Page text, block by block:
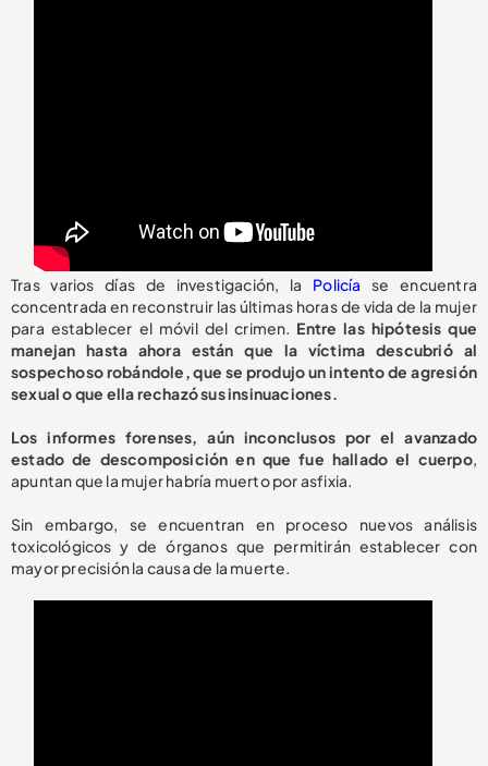
Tras varios días de investigación, la Policía se encuentra
concentrada en reconstruir las últimas horas de vida de la mujer
para establecer el móvil del crimen. Entre las hipótesis que
manejan hasta ahora están que la víctima descubrió al
sospechoso robándole, que se produjo un intento de agresión
sexual o que ella rechazó sus insinuaciones.
Los informes forenses, aún inconclusos por el avanzado
estado de descomposición en que fue hallado el cuerpo,
apuntan que la mujer habría muerto por asfixia.
Sin embargo, se encuentran en proceso nuevos análisis
toxicológicos y de órganos que permitirán establecer con
mayor precisión la causa de la muerte.